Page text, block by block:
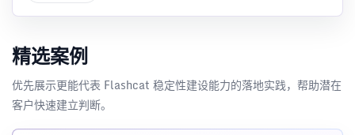
精选案例
优先展示更能代表 Flashcat 稳定性建设能力的落地实践，帮助潜在
客户快速建立判断。